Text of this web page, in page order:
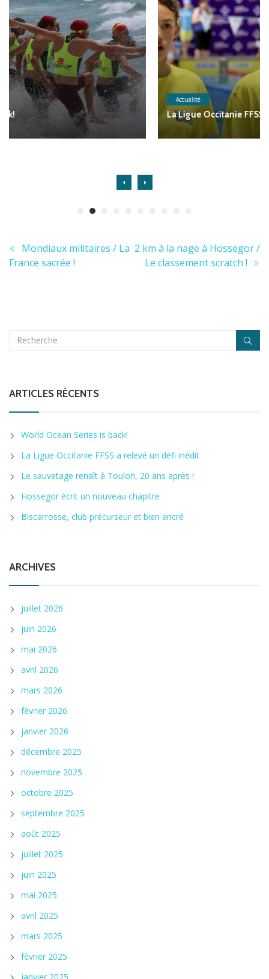
Actualité
La Ligue Occitanie FFSS a relevé un défi inédit
Mondiaux militaires / La
France sacrée !
2 km à la nage à Hossegor /
Le classement scratch !
ARTICLES RÉCENTS
World Ocean Series is back!
La Ligue Occitanie FFSS a relevé un défi inédit
Le sauvetage renaît à Toulon, 20 ans après !
Hossegor écrit un nouveau chapitre
Biscarrosse, club précurseur et bien ancré
ARCHIVES
juillet 2026
juin 2026
mai 2026
avril 2026
mars 2026
février 2026
janvier 2026
décembre 2025
novembre 2025
octobre 2025
septembre 2025
août 2025
juillet 2025
juin 2025
mai 2025
avril 2025
mars 2025
février 2025
janvier 2025